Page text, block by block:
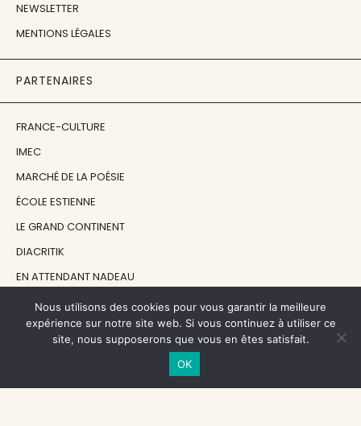
NEWSLETTER
MENTIONS LÉGALES
PARTENAIRES
FRANCE-CULTURE
IMEC
MARCHÉ DE LA POÉSIE
ÉCOLE ESTIENNE
LE GRAND CONTINENT
DIACRITIK
EN ATTENDANT NADEAU
NOS SOUTIENS
Nous utilisons des cookies pour vous garantir la meilleure
expérience sur notre site web. Si vous continuez à utiliser ce
site, nous supposerons que vous en êtes satisfait.
OK